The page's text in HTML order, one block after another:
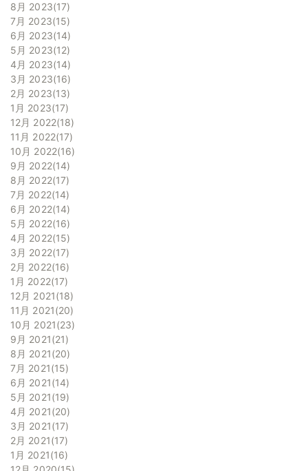
8月 2023 17
7月 2023 15
6月 2023 14
5月 2023 12
4月 2023 14
3月 2023 16
2月 2023 13
1月 2023 17
12月 2022 18
11月 2022 17
10月 2022 16
9月 2022 14
8月 2022 17
7月 2022 14
6月 2022 14
5月 2022 16
4月 2022 15
3月 2022 17
2月 2022 16
1月 2022 17
12月 2021 18
11月 2021 20
10月 2021 23
9月 2021 21
8月 2021 20
7月 2021 15
6月 2021 14
5月 2021 19
4月 2021 20
3月 2021 17
2月 2021 17
1月 2021 16